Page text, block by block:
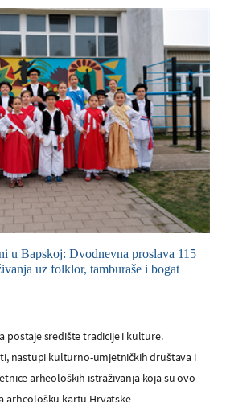
u Bapskoj: Dvodnevna proslava 115
uz folklor, tamburaše i bogat
postaje središte tradicije i kulture.
nastupi kulturno-umjetničkih društava i
arheoloških istraživanja koja su ovo